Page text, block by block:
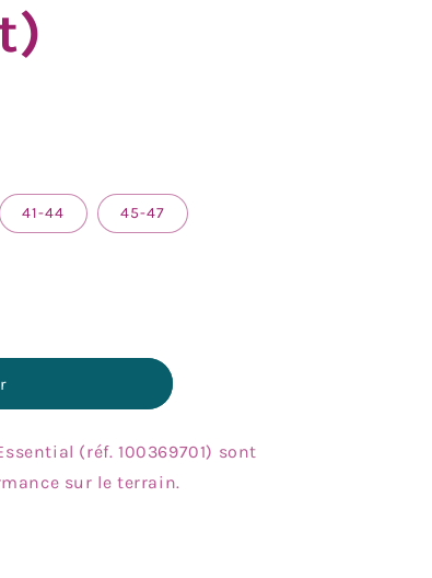
41-44 45-47
(réf. 100369701) sont
sur le terrain.